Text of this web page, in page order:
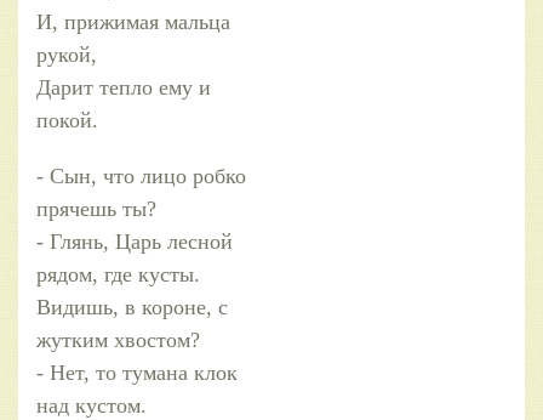
И, прижимая мальца
рукой,
Дарит тепло ему и
покой.
- Сын, что лицо робко
прячешь ты?
- Глянь, Царь лесной
рядом, где кусты.
Видишь, в короне, с
жутким хвостом?
- Нет, то тумана клок
над кустом.